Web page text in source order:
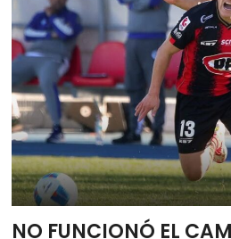
NO FUNCIONÓ EL